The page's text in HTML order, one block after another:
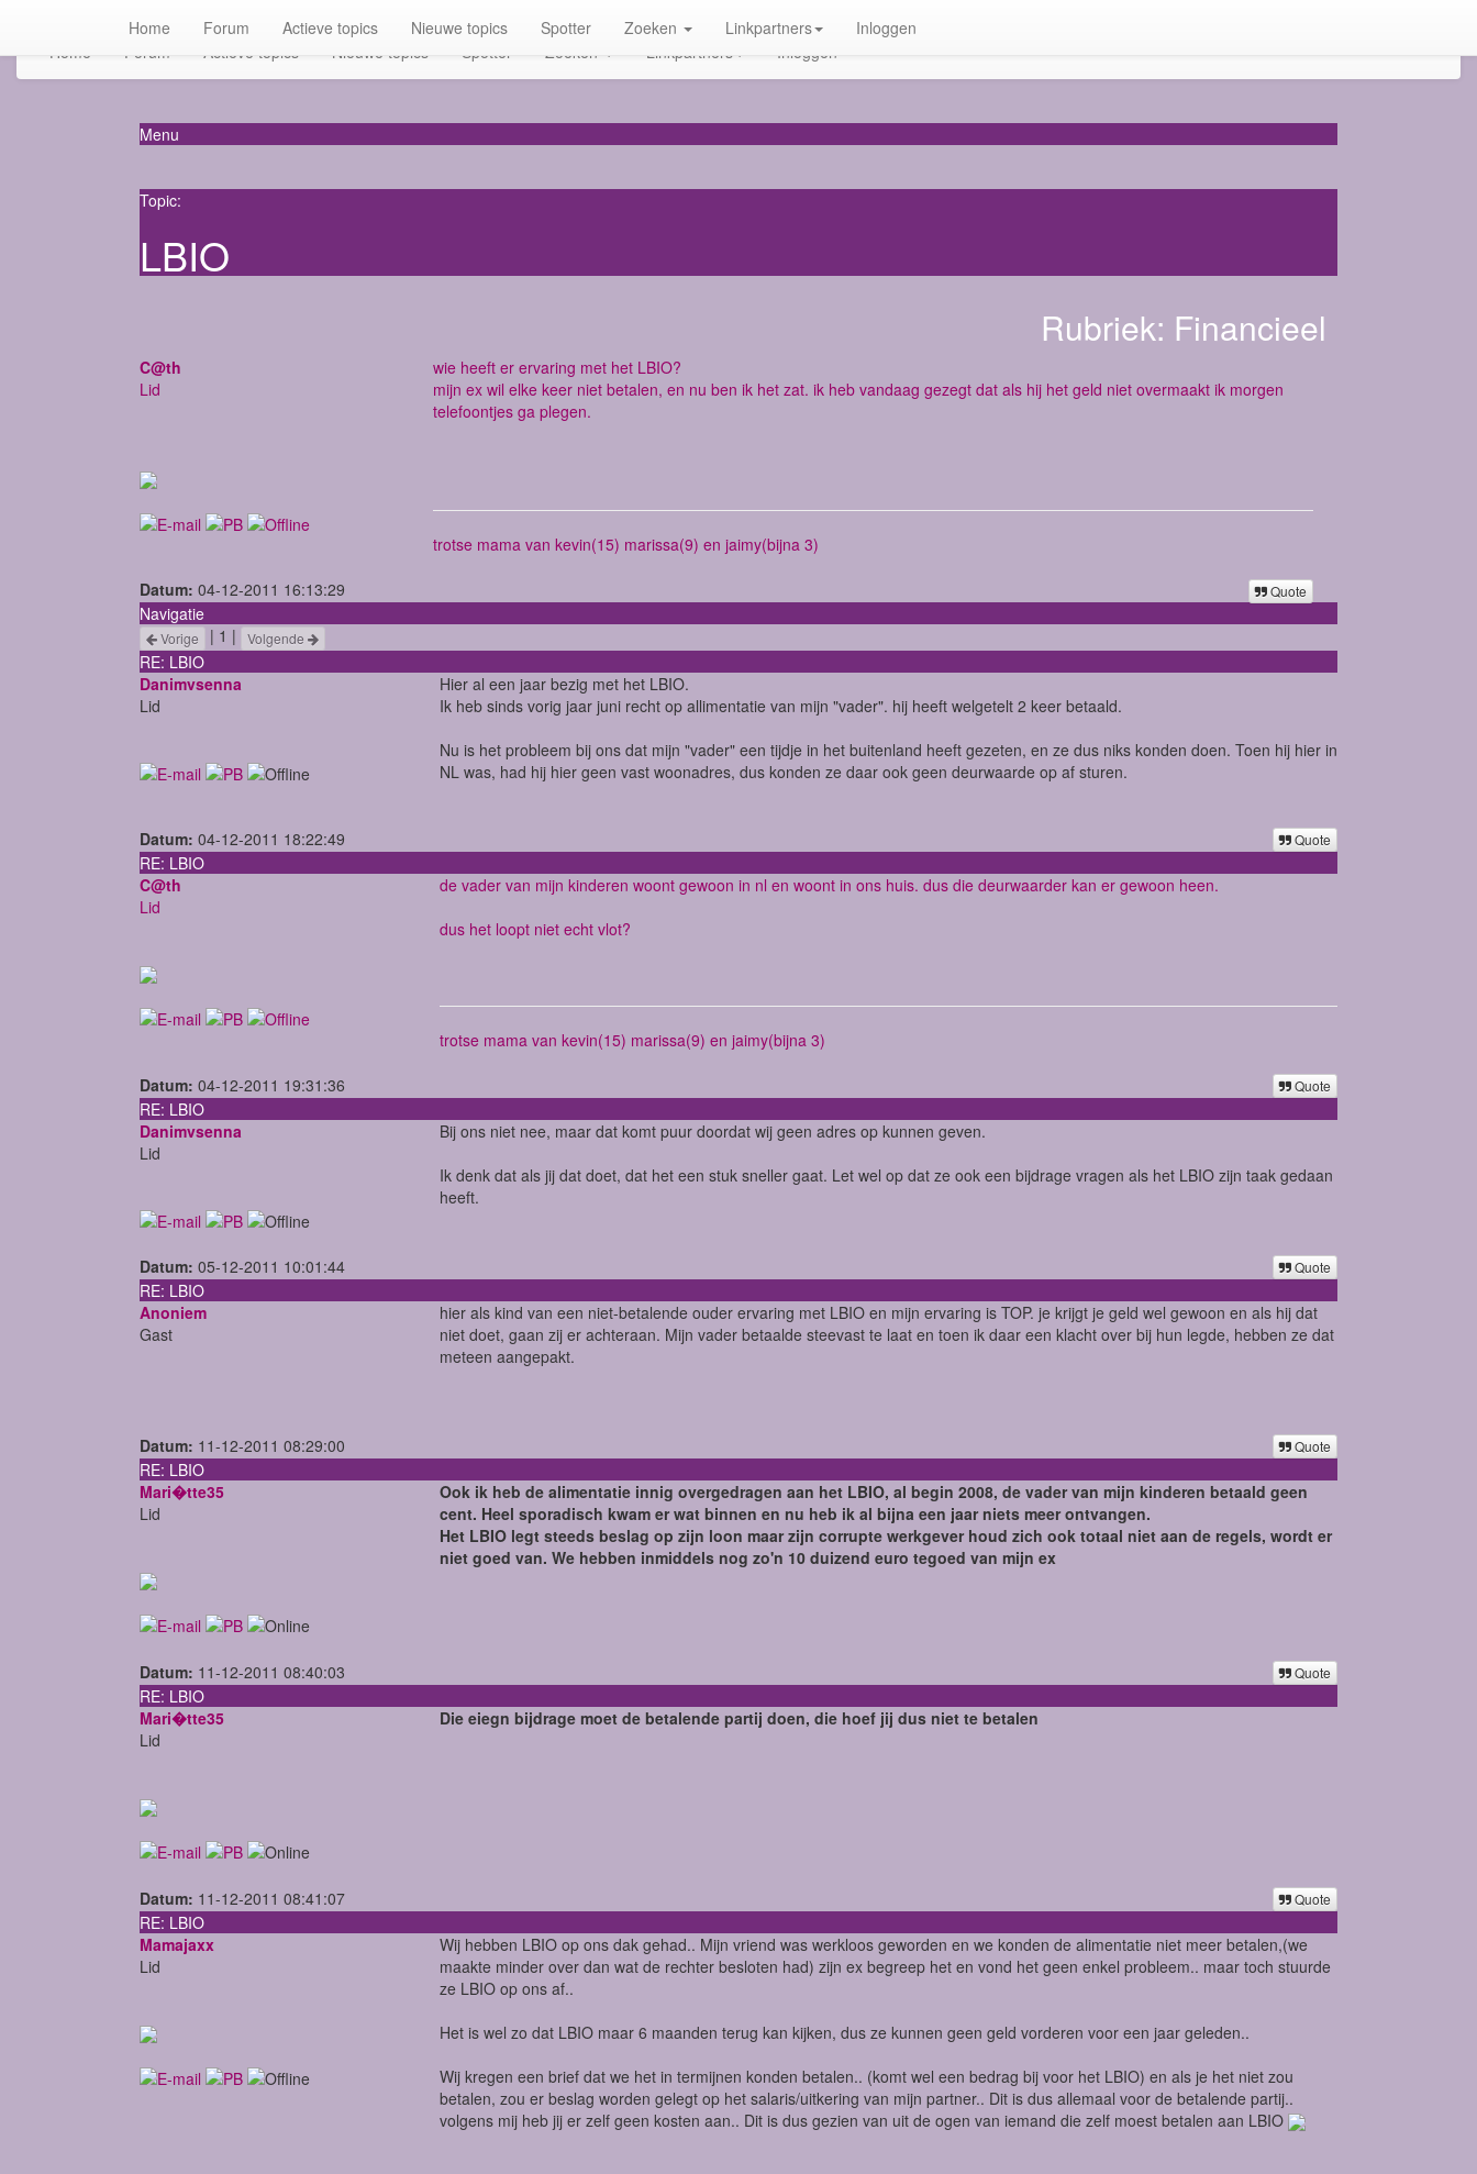
Home Forum Actieve topics Nieuwe topics Spotter Zoeken Linkpartners Inloggen
Home Forum Actieve topics Nieuwe topics Spotter Zoeken Linkpartners Inloggen
Menu
Topic:
LBIO
Rubriek: Financieel
C@th
Lid
wie heeft er ervaring met het LBIO?
mijn ex wil elke keer niet betalen, en nu ben ik het zat. ik heb vandaag gezegt dat als hij het geld niet overmaakt ik morgen
telefoontjes ga plegen.
trotse mama van kevin(15) marissa(9) en jaimy(bijna 3)
Datum: 04-12-2011 16:13:29 Quote
Navigatie
Vorige | 1 | Volgende
RE: LBIO
Danimvsenna
Lid
Hier al een jaar bezig met het LBIO.
Ik heb sinds vorig jaar juni recht op allimentatie van mijn "vader". hij heeft welgetelt 2 keer betaald.
Nu is het probleem bij ons dat mijn "vader" een tijdje in het buitenland heeft gezeten, en ze dus niks konden doen. Toen hij hier in
NL was, had hij hier geen vast woonadres, dus konden ze daar ook geen deurwaarde op af sturen.
Datum: 04-12-2011 18:22:49 Quote
RE: LBIO
C@th
Lid
de vader van mijn kinderen woont gewoon in nl en woont in ons huis. dus die deurwaarder kan er gewoon heen.
dus het loopt niet echt vlot?
trotse mama van kevin(15) marissa(9) en jaimy(bijna 3)
Datum: 04-12-2011 19:31:36 Quote
RE: LBIO
Danimvsenna
Lid
Bij ons niet nee, maar dat komt puur doordat wij geen adres op kunnen geven.
Ik denk dat als jij dat doet, dat het een stuk sneller gaat. Let wel op dat ze ook een bijdrage vragen als het LBIO zijn taak gedaan
heeft.
Datum: 05-12-2011 10:01:44 Quote
RE: LBIO
Anoniem
Gast
hier als kind van een niet-betalende ouder ervaring met LBIO en mijn ervaring is TOP. je krijgt je geld wel gewoon en als hij dat
niet doet, gaan zij er achteraan. Mijn vader betaalde steevast te laat en toen ik daar een klacht over bij hun legde, hebben ze dat
meteen aangepakt.
Datum: 11-12-2011 08:29:00 Quote
RE: LBIO
Mari�tte35
Lid
Ook ik heb de alimentatie innig overgedragen aan het LBIO, al begin 2008, de vader van mijn kinderen betaald geen
cent. Heel sporadisch kwam er wat binnen en nu heb ik al bijna een jaar niets meer ontvangen.
Het LBIO legt steeds beslag op zijn loon maar zijn corrupte werkgever houd zich ook totaal niet aan de regels, wordt er
niet goed van. We hebben inmiddels nog zo'n 10 duizend euro tegoed van mijn ex
Datum: 11-12-2011 08:40:03 Quote
RE: LBIO
Mari�tte35
Lid
Die eiegn bijdrage moet de betalende partij doen, die hoef jij dus niet te betalen
Datum: 11-12-2011 08:41:07 Quote
RE: LBIO
Mamajaxx
Lid
Wij hebben LBIO op ons dak gehad.. Mijn vriend was werkloos geworden en we konden de alimentatie niet meer betalen,(we
maakte minder over dan wat de rechter besloten had) zijn ex begreep het en vond het geen enkel probleem.. maar toch stuurde
ze LBIO op ons af..
Het is wel zo dat LBIO maar 6 maanden terug kan kijken, dus ze kunnen geen geld vorderen voor een jaar geleden..
Wij kregen een brief dat we het in termijnen konden betalen.. (komt wel een bedrag bij voor het LBIO) en als je het niet zou
betalen, zou er beslag worden gelegt op het salaris/uitkering van mijn partner.. Dit is dus allemaal voor de betalende partij..
volgens mij heb jij er zelf geen kosten aan.. Dit is dus gezien van uit de ogen van iemand die zelf moest betalen aan LBIO